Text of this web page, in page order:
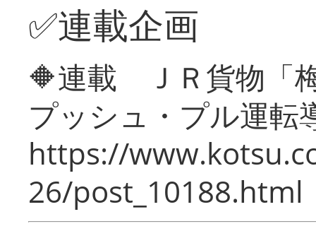
✅連載企画
🔶連載 ＪＲ貨物「
プッシュ・プル運転
https://
26/post_10188.html